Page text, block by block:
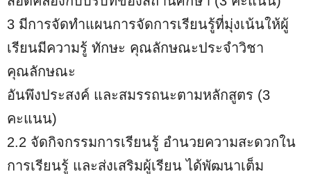
3 มีการจัดทำแผนการจัดการเรียนรู้ที่มุ่งเน้นให้ผู้
เรียนมีความรู้ ทักษะ คุณลักษณะประจําวิชา
คุณลักษณะ
อันพึงประสงค์ และสมรรถนะตามหลักสูตร (3
คะแนน)
2.2 จัดกิจกรรมการเรียนรู้ อํานวยความสะดวกใน
การเรียนรู้ และส่งเสริมผู้เรียน ได้พัฒนาเต็ม